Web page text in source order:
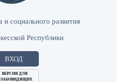
и социального развития
Республики
ВХОД
ВЕРСИЯ ДЛЯ